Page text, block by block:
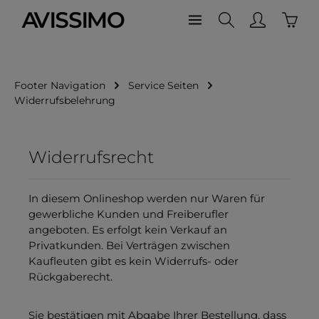
Zum Hauptinhalt springen
Footer Navigation
Service Seiten
Widerrufsbelehrung
Widerrufsrecht
In diesem Onlineshop werden nur Waren für
gewerbliche Kunden und Freiberufler
angeboten. Es erfolgt kein Verkauf an
Privatkunden. Bei Verträgen zwischen
Kaufleuten gibt es kein Widerrufs- oder
Rückgaberecht.
Sie bestätigen mit Abgabe Ihrer Bestellung, dass